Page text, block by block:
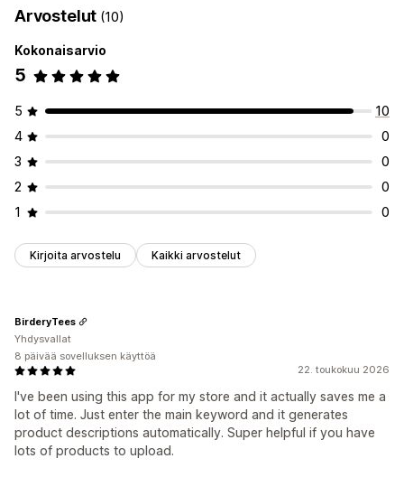
Tekoälygenerointi
Hakukoneoptimointi
Metadatan optimointi
Arvostelut (10)
Kokonaisarvio
5
5
10
4
0
3
0
2
0
1
0
Kirjoita arvostelu Kaikki arvostelut
22. toukokuu 2026
I've been using this app for my store and it actually saves me a
lot of time. Just enter the main keyword and it generates
product descriptions automatically. Super helpful if you have
lots of products to upload.
BirderyTees
Yhdysvallat
8 päivää sovelluksen käyttöä